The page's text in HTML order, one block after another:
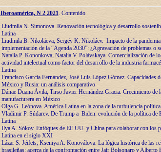
Iberoamérica, N 2 2021. Contenido
Liudmila N. Símonova. Renovaciόn tecnolόgica y desarrollo
Latina
Liudmila B. Nikoláeva, Sergéy K. Nikoláev. Impacto de la pandemia
implementaciόn de la “Agenda 2030”: ¿Agravaciόn de problemas o
Natalia P. Kononkova, Natalia V. Polávskaya. Comercializaciόn de
actividad intelectual como factor del desarrollo de la industria
Latina
Francisco García Fernández, José Luis López Gómez. Capacidades
México y Rusia: un análisis comparativo
Dánae Duana Ávila, Tirso Javier Hernández Gracia. Crecimiento de
manufacturera en México
Olga G. Leόnova. América Latina en la zona de la turbulencia política
Vladímir P. Súdarev. De Trump a Biden: evoluciόn de la política de
Latina
Ilya A. Sόkov. Enfόques de EE.UU. y China para colaborar con los
Latina en el siglo XXI
Lázar S. Jéifets, Kseniya A. Konoválova. La lόgica histόrica de las
brasileñas: acerca de la confrontaciόn entre Jair Bolsonaro y Alberto